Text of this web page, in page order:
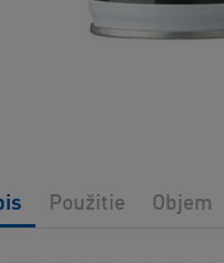
Použitie Objem